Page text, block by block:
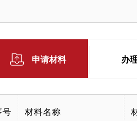
申请材料 办
号 材料名称